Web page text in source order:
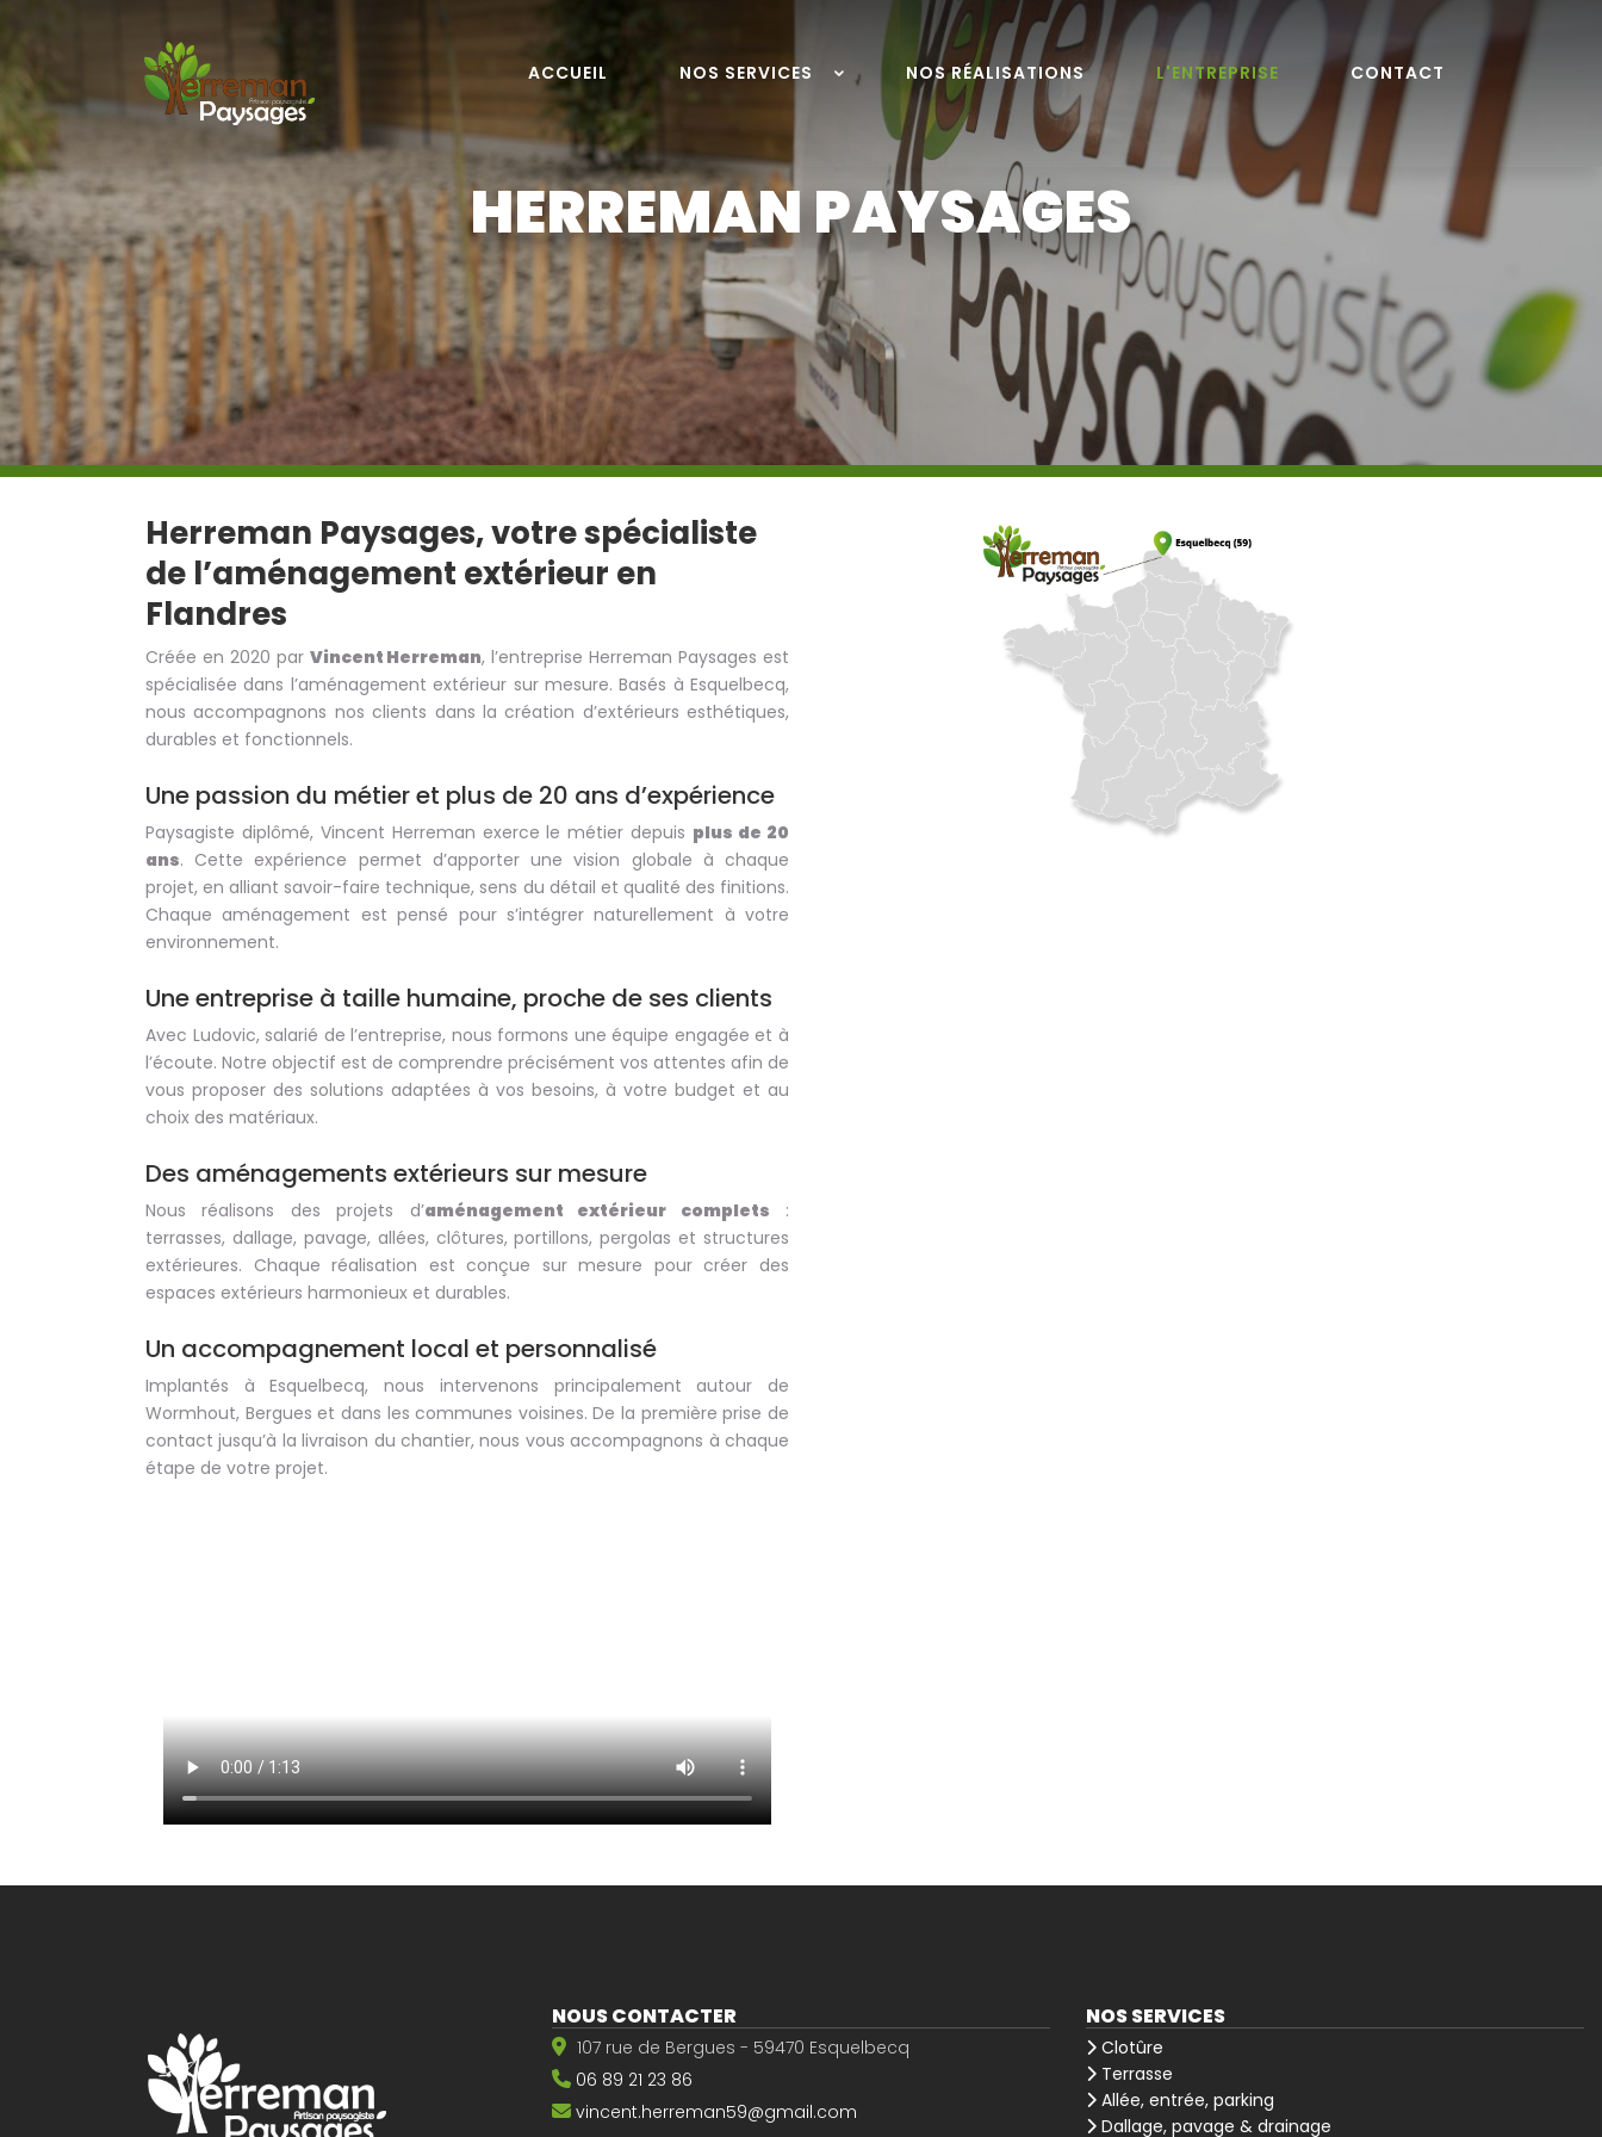
ACCUEIL NOS SERVICES NOS RÉALISATIONS L'ENTREPRISE CONTACT
HERREMAN PAYSAGES
Herreman Paysages, votre spécialiste
de l’aménagement extérieur en
Flandres
Créée en 2020 par Vincent Herreman, l’entreprise Herreman Paysages est
spécialisée dans l’aménagement extérieur sur mesure. Basés à Esquelbecq,
nous accompagnons nos clients dans la création d’extérieurs esthétiques,
durables et fonctionnels.
Une passion du métier et plus de 20 ans d’expérience
Paysagiste diplômé, Vincent Herreman exerce le métier depuis plus de 20
ans. Cette expérience permet d’apporter une vision globale à chaque
projet, en alliant savoir-faire technique, sens du détail et qualité des finitions.
Chaque aménagement est pensé pour s’intégrer naturellement à votre
environnement.
Une entreprise à taille humaine, proche de ses clients
Avec Ludovic, salarié de l’entreprise, nous formons une équipe engagée et à
l’écoute. Notre objectif est de comprendre précisément vos attentes afin de
vous proposer des solutions adaptées à vos besoins, à votre budget et au
choix des matériaux.
Des aménagements extérieurs sur mesure
Nous réalisons des projets d’aménagement extérieur complets :
terrasses, dallage, pavage, allées, clôtures, portillons, pergolas et structures
extérieures. Chaque réalisation est conçue sur mesure pour créer des
espaces extérieurs harmonieux et durables.
Un accompagnement local et personnalisé
Implantés à Esquelbecq, nous intervenons principalement autour de
Wormhout, Bergues et dans les communes voisines. De la première prise de
contact jusqu’à la livraison du chantier, nous vous accompagnons à chaque
étape de votre projet.
NOUS CONTACTER
107 rue de Bergues - 59470 Esquelbecq
06 89 21 23 86
vincent.herreman59@gmail.com
NOS SERVICES
Clotûre
Terrasse
Allée, entrée, parking
Dallage, pavage & drainage